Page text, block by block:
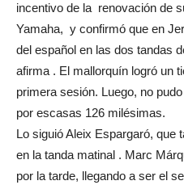
incentivo de la renovación de
Yamaha, y confirmó que en
del español en las dos tandas
afirma . El mallorquín logró un
primera sesión. Luego, no
por escasas 126 milésimas.
Lo siguió Aleix Espargaró, que
en la tanda matinal . Marc
por la tarde, llegando a ser el